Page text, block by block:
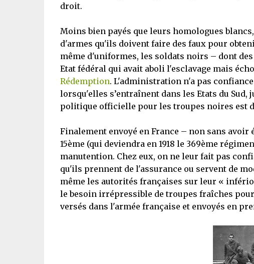
droit.
Moins bien payés que leurs homologues
d'armes qu'ils doivent faire des faux pour
même d'uniformes, les soldats noirs – dont
Etat fédéral qui avait aboli l'esclavage mais
Rédemption. L'administration n'a pas
lorsqu'elles s’entraînent dans les Etats du Sud,
politique officielle pour les troupes noires est
Finalement envoyé en France – non sans avoir
15ème (qui deviendra en 1918 le 369ème
manutention. Chez eux, on ne leur fait pas
qu'ils prennent de l'assurance ou servent de
même les autorités françaises sur leur «
le besoin irrépressible de troupes fraîches
versés dans l'armée française et envoyés en